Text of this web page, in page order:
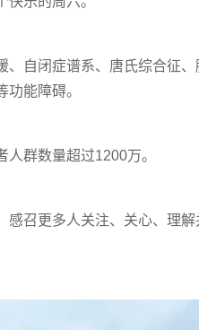
、自闭症谱系、唐氏综合征
能障碍。
群数量超过1200万。
感召更多人关注、关心、理